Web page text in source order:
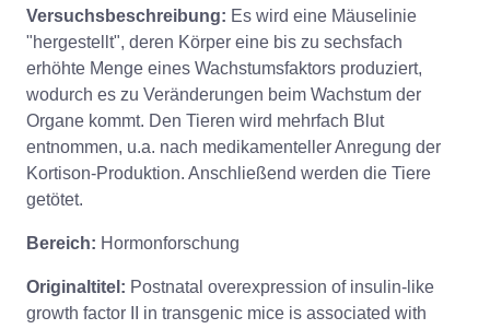
Versuchsbeschreibung: Es wird eine Mäuselinie
"hergestellt", deren Körper eine bis zu sechsfach
erhöhte Menge eines Wachstumsfaktors produziert,
wodurch es zu Veränderungen beim Wachstum der
Organe kommt. Den Tieren wird mehrfach Blut
entnommen, u.a. nach medikamenteller Anregung der
Kortison-Produktion. Anschließend werden die Tiere
getötet.
Bereich: Hormonforschung
Originaltitel: Postnatal overexpression of insulin-like
growth factor II in transgenic mice is associated with